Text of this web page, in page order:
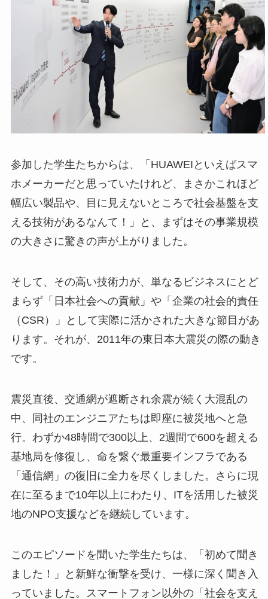
参加した学生たちからは、「HUAWEIといえばスマ
ホメーカーだと思っていたけれど、まさかこれほど
幅広い製品や、目に見えないところで社会基盤を支
える技術があるなんて！」と、まずはその事業規模
の大きさに驚きの声が上がりました。
そして、その高い技術力が、単なるビジネスにとど
まらず「日本社会への貢献」や「企業の社会的責任
（CSR）」として実際に活かされた大きな節目があ
ります。それが、2011年の東日本大震災の際の動き
です。
震災直後、交通網が遮断され余震が続く大混乱の
中、同社のエンジニアたちは即座に被災地へと急
行。わずか48時間で300以上、2週間で600を超える
基地局を修復し、命を繋ぐ最重要インフラである
「通信網」の復旧に全力を尽くしました。さらに現
在に至るまで10年以上にわたり、ITを活用した被災
地のNPO支援などを継続しています。
このエピソードを聞いた学生たちは、「初めて聞き
ました！」と新鮮な衝撃を受け、一様に深く聞き入
っていました。スマートフォン以外の「社会を支え